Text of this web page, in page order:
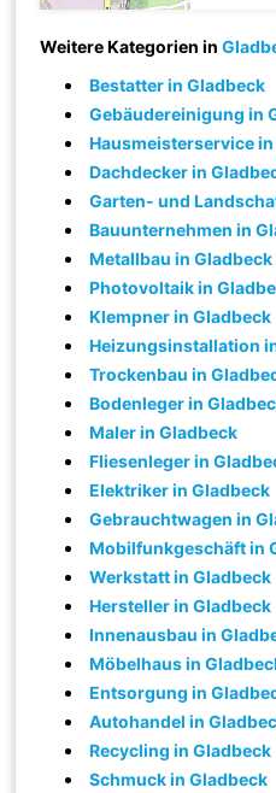
Weitere Kategorien in
Bestatter in Gladbeck
Gebäudereinigung in
Hausmeisterservice
Dachdecker in
Garten- und
Bauunternehmen in
Metallbau in Gladbeck
Photovoltaik in
Klempner in Gladbeck
Heizungsinstallation
Trockenbau in
Bodenleger in
Maler in Gladbeck
Fliesenleger in
Elektriker in Gladbeck
Gebrauchtwagen in
Mobilfunkgeschäft in
Werkstatt in Gladbeck
Hersteller in Gladbeck
Innenausbau in
Möbelhaus in
Entsorgung in
Autohandel in
Recycling in Gladbeck
Schmuck in Gladbeck